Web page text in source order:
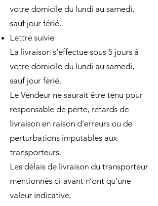
votre domicile du lundi au samedi,
sauf jour férié.
Lettre suivie
La livraison s’effectue sous 5 jours à
votre domicile du lundi au samedi,
sauf jour férié.
Le Vendeur ne saurait être tenu pour
responsable de perte, retards de
livraison en raison d’erreurs ou de
perturbations imputables aux
transporteurs.
Les délais de livraison du transporteur
mentionnés ci-avant n’ont qu’une
valeur indicative.